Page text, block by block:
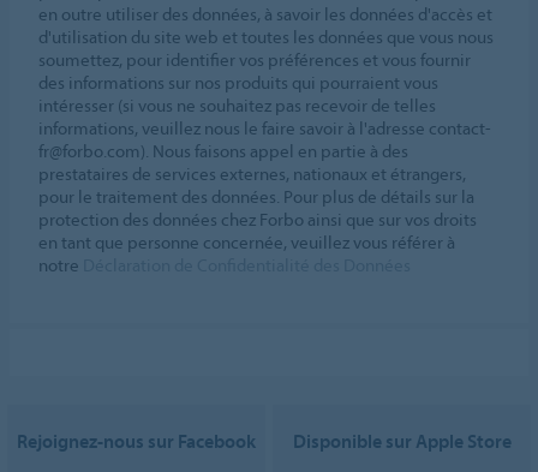
en outre utiliser des données, à savoir les données d'accès et
d'utilisation du site web et toutes les données que vous nous
soumettez, pour identifier vos préférences et vous fournir
des informations sur nos produits qui pourraient vous
intéresser (si vous ne souhaitez pas recevoir de telles
informations, veuillez nous le faire savoir à l'adresse contact-
fr@forbo.com). Nous faisons appel en partie à des
prestataires de services externes, nationaux et étrangers,
pour le traitement des données. Pour plus de détails sur la
protection des données chez Forbo ainsi que sur vos droits
en tant que personne concernée, veuillez vous référer à
notre
Rejoignez-nous sur Facebook Disponible sur Apple Store